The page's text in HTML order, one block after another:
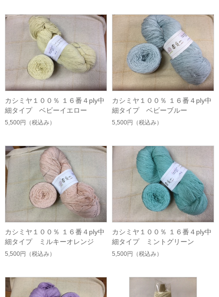
カシミヤ１００％ １６番４ply中
細タイプ ベビーイエロー
5,500円 （税込み）
カシミヤ１００％ １６番４ply中
細タイプ ベビーブルー
5,500円 （税込み）
カシミヤ１００％ １６番４ply中
細タイプ ミルキーオレンジ
5,500円 （税込み）
カシミヤ１００％ １６番４ply中
細タイプ ミントグリーン
5,500円 （税込み）